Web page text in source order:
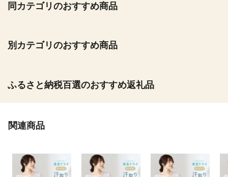
同カテゴリのおすすめ商品
別カテゴリのおすすめ商品
ふるさと納税百選のおすすめ返礼品
関連商品